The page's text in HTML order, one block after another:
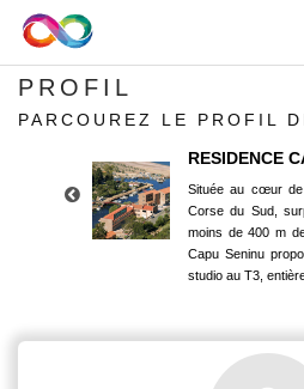
PROFIL
PARCOUREZ LE PROFIL
RESIDENCE
Située au cœur
Corse du Sud,
moins de 400 m
Capu Seninu
studio au T3,
Corse du Sud,
moins de 400 m